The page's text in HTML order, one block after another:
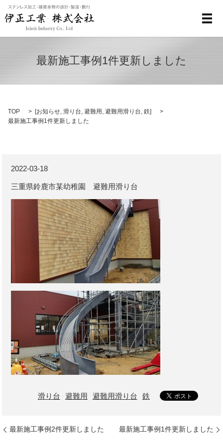
メ
最新施工事例1件更新しました
TOP [お知らせ,滑り台,避難用 ,避難用滑り台,鉄]
最新施工事例1件更新しました
2022-03-18
三重県鈴鹿市某幼稚園 避難用滑り台
滑り台 避難用 避難用滑り台 鉄
最新施工事例2件更新しました 最新施工事例1件更新しました